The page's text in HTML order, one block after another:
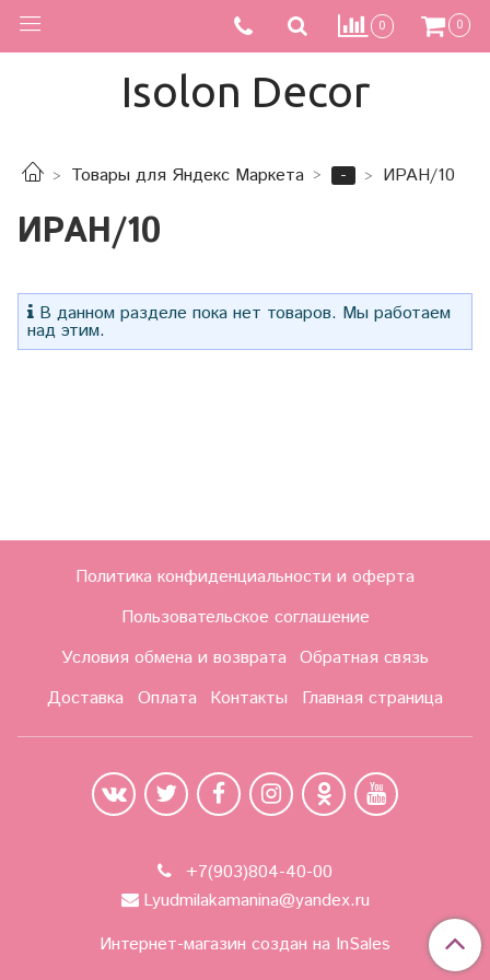
0 0
Isolon Decor
Товары для Яндекс Маркета - ИРАН/10
ИРАН/10
В данном разделе пока нет товаров. Мы работаем
над этим.
Политика конфиденциальности и оферта
Пользовательское соглашение
Условия обмена и возврата Обратная связь
Доставка
Оплата Контакты Главная страница
+7(903)804-40-00
Lyudmilakamanina@yandex.ru
Интернет-магазин создан на InSales